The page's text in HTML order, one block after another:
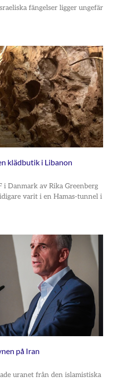
fängelser ligger ungefär
klädbutik i Libanon
Danmark av Rika Greenberg
varit i en Hamas-tunnel i
på Iran
uranet från den islamistiska